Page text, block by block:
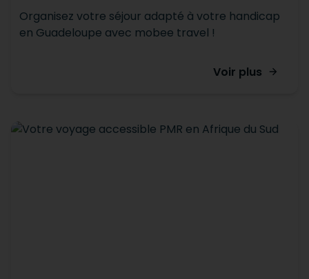
Organisez votre séjour adapté à votre handicap
en Guadeloupe avec mobee travel !
Voir plus